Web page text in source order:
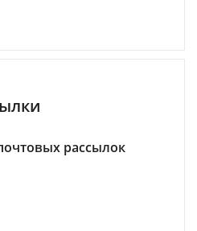
рассылок